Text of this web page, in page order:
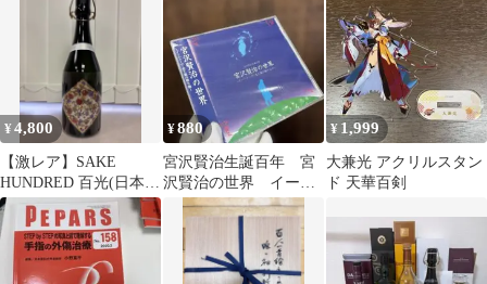
¥4,800
【激レア】SAKE
HUNDRED 百光(日本酒
カラ瓶)
¥880
宮沢賢治生誕百年 宮
沢賢治の世界 イーハ
トーヴ・光と風の贈り
もの
¥ 1,999
大兼光 アクリルスタン
ド 天華百剣